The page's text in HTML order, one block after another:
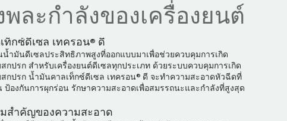
พละกำลังของเครื่องยนต์
ท็กซ์ดีเซล เทครอน®ดี
น้ำมันดีเซลประสิทธิภาพสูงที่ออกแบบมาเพื่อช่วยควบคุมการเกิด
กปรก สำหรับเครื่องยนต์ดีเซลทุกประเภท ด้วยระบบควบคุมการเกิด
สกปรก น้ำมันคาลเท็กซ์ดีเซล เทครอน®ดี จะทำความสะอาดหัวฉีดที่
ป้องกันการผุกร่อน รักษาความสะอาดเพื่อสมรรถนะและกำลังที่สูงสุด
สำคัญของความสะอาด